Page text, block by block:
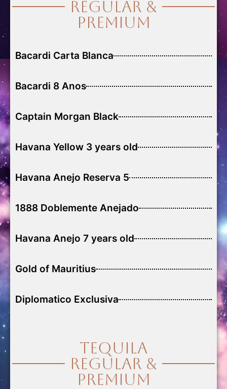
Regular &
Premium
Bacardi Carta Blanca
Bacardi 8 Anos
Captain Morgan Black
Havana Yellow 3 years old
Havana Anejo Reserva 5
1888 Doblemente Anejado
Havana Anejo 7 years old
Gold of Mauritius
Diplomatico Exclusiva
Tequila
Regular &
Premium